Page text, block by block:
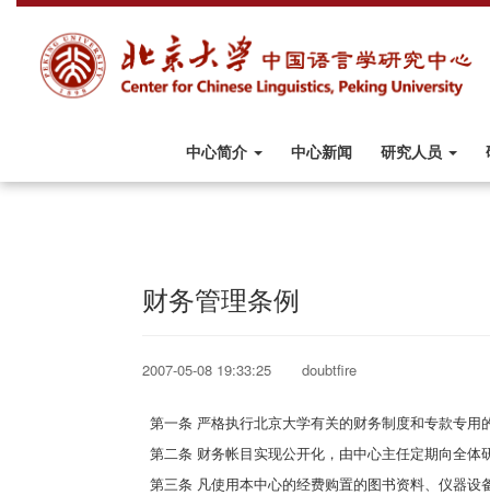
中心简介 中心新闻 研究人员
财务管理条例
2007-05-08 19:33:25 doubtfire
第一条 严格执行北京大学有关的财务制度和专款专
第二条 财务帐目实现公开化，由中心主任定期向全
第三条 凡使用本中心的经费购置的图书资料、仪器